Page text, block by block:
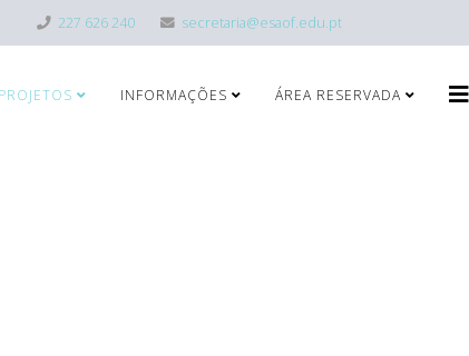
227 626 240 secretaria@esaof.edu.pt
PROJETOS INFORMAÇÕES ÁREA RESERVADA